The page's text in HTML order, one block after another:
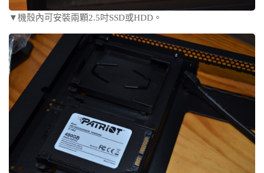
▼機殼內可安裝兩顆2.5吋SSD或HDD。